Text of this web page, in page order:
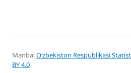
Manba:Oʻzbekiston Respublikasi
BY 4.0